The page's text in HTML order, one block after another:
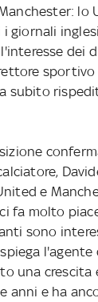
lo
i giornali
dei
sportivo
subito
e
fa molto
sono
l'agente
una crescita
anni e ha